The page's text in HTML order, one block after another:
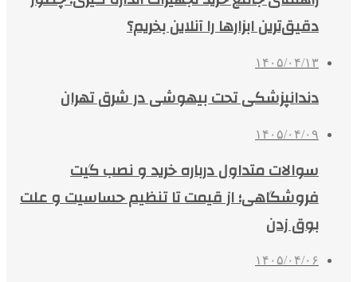
دقیق‌ترین ابزارها را آنلاین بخریم؟
۱۴۰۵/۰۴/۱۳
دندانپزشکی تحت بیهوشی در شرق تهران
۱۴۰۵/۰۴/۰۹
سوالات متداول درباره خرید و نصب گیت
فروشگاهی؛ از قیمت تا تنظیم حساسیت و علت
بوق زدن
۱۴۰۵/۰۴/۰۶